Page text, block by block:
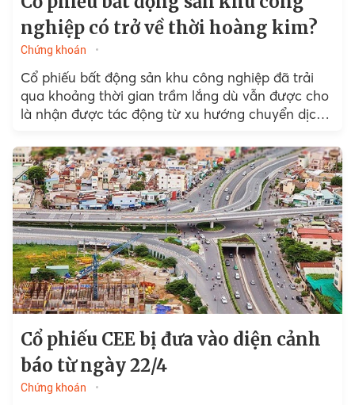
nghiệp có trở về thời hoàng kim?
Chứng khoán
Cổ phiếu bất động sản khu công nghiệp đã trải
qua khoảng thời gian trầm lắng dù vẫn được cho
là nhận được tác động từ xu hướng chuyển dịch
khăn hơn kể cả với ngành "hot" này.
Cổ phiếu CEE bị đưa vào diện cảnh
báo từ ngày 22/4
Chứng khoán